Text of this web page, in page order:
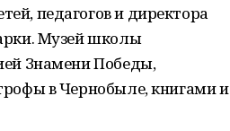
педагогов и директора
Музей школы
Знамени Победы,
в Чернобыле, книгами и